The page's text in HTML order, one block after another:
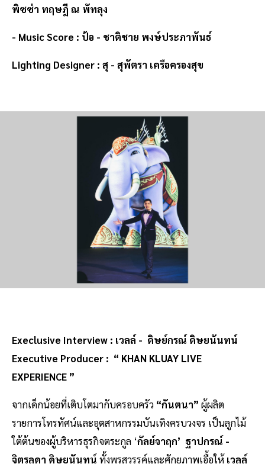
พิซซ่า ทฤษฎี ณ พัทลุง
- Music Score : ป้อ - ชาติชาย พงษ์ประภาพันธ์
Lighting Designer : สุ - สุพัตรา เครือครองสุข
Execlusive Interview : เวลล์ - ดิษย์กรณ์ ดิษยนันทน์
Executive Producer : “ KHAN KLUAY LIVE
EXPERIENCE ”
จากเด็กน้อยที่เติบโตมากับครอบครัว “กันตนา” ผู้ผลิต
รายการโทรทัศน์และอุตสาหกรรมบันเทิงครบวงจร เป็นลูกไม้
ใต้ต้นของผู้บริหารธุรกิจตระกูล ‘กัลย์จาฤก’ ฐาปกรณ์ -
จิตรลดา ดิษยนันทน์ ทั้งพรสวรรค์และศักยภาพเอื้อให้ เวลล์